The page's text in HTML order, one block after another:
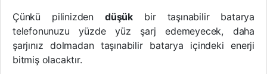
Çünkü pilinizdendüşük bir taşınabilir batarya
telefonunuzu yüzde yüz şarj edemeyecek, daha
şarjınız dolmadan taşınabilir batarya içindeki enerji
bitmiş olacaktır.